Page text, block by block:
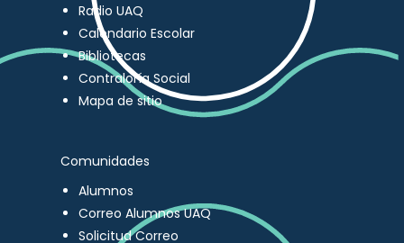
Radio UAQ
Calendario Escolar
Bibliotecas
Contraloría Social
Mapa de sitio
Comunidades
Alumnos
Correo Alumnos UAQ
Solicitud Correo